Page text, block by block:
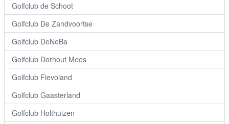
Golfclub de Schoot
Golfclub De Zandvoortse
Golfclub DeNeBa
Golfclub Dorhout Mees
Golfclub Flevoland
Golfclub Gaasterland
Golfclub Holthuizen